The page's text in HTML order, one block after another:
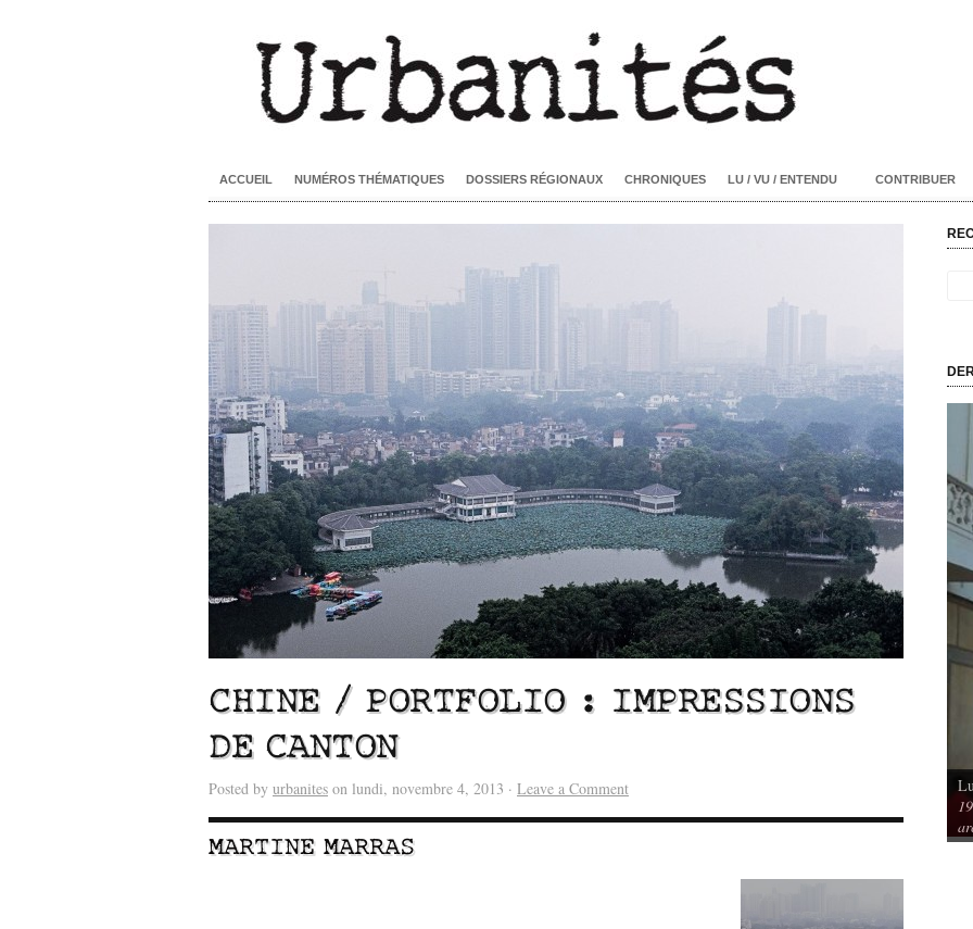
ACCUEIL NUMÉROS THÉMATIQUES DOSSIERS RÉGIONAUX CHRONIQUES LU / VU / ENTENDU CONTRIBUER
CHINE / PORTFOLIO : IMPRESSIONS
DE CANTON
Posted by urbanites on lundi, novembre 4, 2013 · Leave a Comment
MARTINE MARRAS
énergie des data centers
années 1950